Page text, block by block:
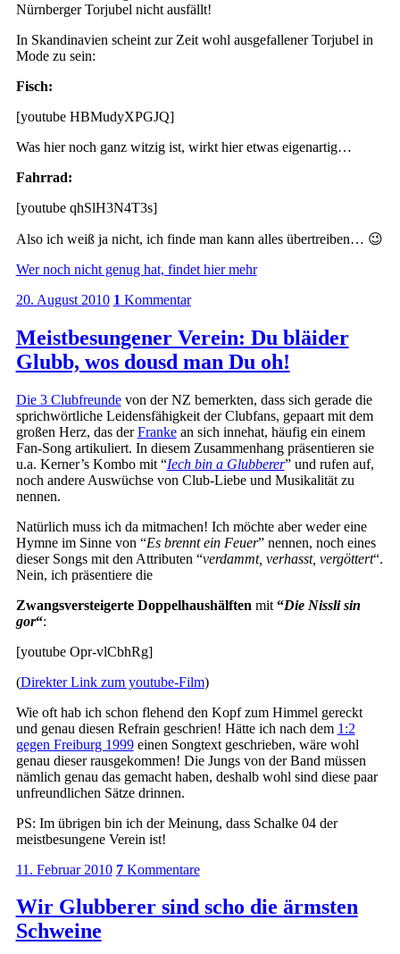
Nürnberger Torjubel nicht ausfällt!
In Skandinavien scheint zur Zeit wohl ausgefallener Torjubel in
Mode zu sein:
Fisch:
[youtube HBMudyXPGJQ]
Was hier noch ganz witzig ist, wirkt hier etwas eigenartig…
Fahrrad:
[youtube qhSlH3N4T3s]
Also ich weiß ja nicht, ich finde man kann alles übertreiben… 😉
Wer noch nicht genug hat, findet hier mehr
20. August 2010 1 Kommentar
Meistbesungener Verein: Du bläider
Glubb, wos dousd man Du oh!
Die 3 Clubfreundevon der NZ bemerkten, dass sich gerade die
sprichwörtliche Leidensfähigkeit der Clubfans, gepaart mit dem
großen Herz, das derFrankean sich innehat, häufig ein einem
Fan-Song artikuliert. In diesem Zusammenhang präsentieren sie
u.a. Kerner’s Kombo mit “Iech bin a Glubberer” und rufen auf,
noch andere Auswüchse von Club-Liebe und Musikalität zu
nennen.
Natürlich muss ich da mitmachen! Ich möchte aber weder eine
Hymne im Sinne von “Es brennt ein Feuer” nennen, noch eines
dieser Songs mit den Attributen “verdammt, verhasst, vergöttert“.
Nein, ich präsentiere die
Zwangsversteigerte Doppelhaushälften mit “Die Nissli sin
gor“:
[youtube Opr-vlCbhRg]
(Direkter Link zum youtube-Film)
Wie oft hab ich schon flehend den Kopf zum Himmel gereckt
und genau diesen Refrain geschrien! Hätte ich nach dem 1:2
gegen Freiburg 1999einen Songtext geschrieben, wäre wohl
genau dieser rausgekommen! Die Jungs von der Band müssen
nämlich genau das gemacht haben, deshalb wohl sind diese paar
unfreundlichen Sätze drinnen.
PS: Im übrigen bin ich der Meinung, dass Schalke 04 der
meistbesungene Verein ist!
11. Februar 2010 7Kommentare
Wir Glubberer sind scho die ärmsten
Schweine